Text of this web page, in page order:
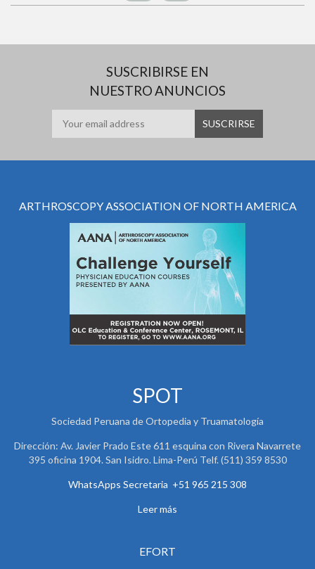
SUSCRIBIRSE EN
NUESTRO ANUNCIOS
ARTHROSCOPY ASSOCIATION OF NORTH AMERICA
SPOT
Sociedad Peruana de Ortopedia y Truamatología
Dirección: Av. Javier Prado Este 611 esquina con Rivera Navarrete
395 oficina 1904. San Isidro. Lima-Perú Telf. (511) 359 8530
WhatsApps Secretaria +51 965 215 308
Leer más
EFORT